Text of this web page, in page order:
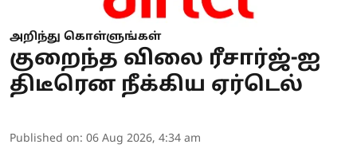
அறிந்து கொள்ளுங்கள்
குறைந்த விலை ரீசார்ஜ்-ஐ
திடீரென நீக்கிய ஏர்டெல்
Published on: 06 Aug 2026, 4:34 am